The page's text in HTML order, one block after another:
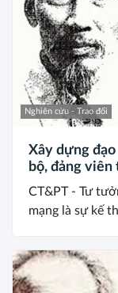
Nghiên cứu - Trao đổi
Xây dựng
bộ, đảng
CT&PT - Tư
mạng là sự kế